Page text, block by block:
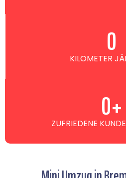
KILOMETER
0
ZUFRIEDENE 0+